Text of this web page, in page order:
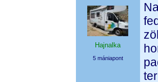
Hajnalka
5 mániapont